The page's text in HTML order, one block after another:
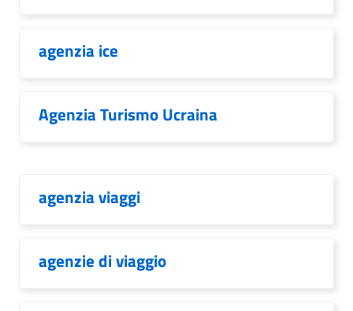
agenzia ice
Agenzia Turismo Ucraina
agenzia viaggi
agenzie di viaggio